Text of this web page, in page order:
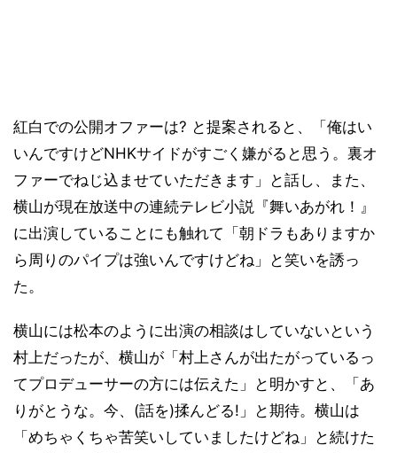
紅白での公開オファーは? と提案されると、「俺はい
いんですけどNHKサイドがすごく嫌がると思う。裏オ
ファーでねじ込ませていただきます」と話し、また、
横山が現在放送中の連続テレビ小説『舞いあがれ！』
に出演していることにも触れて「朝ドラもありますか
ら周りのパイプは強いんですけどね」と笑いを誘っ
た。
横山には松本のように出演の相談はしていないという
村上だったが、横山が「村上さんが出たがっているっ
てプロデューサーの方には伝えた」と明かすと、「あ
りがとうな。今、(話を)揉んどる!」と期待。横山は
「めちゃくちゃ苦笑いしていましたけどね」と続けた